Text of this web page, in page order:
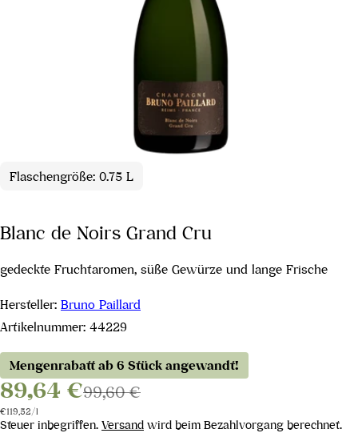
Flaschengröße: 0.75 L
Blanc de Noirs Grand Cru
gedeckte Fruchtaromen, süße Gewürze und lange Frische
Hersteller: Bruno Paillard
Artikelnummer: 44229
Mengenrabatt ab 6 Stück angewandt!
89,64 €99,60 €
Stückpreis
€119,52/pro
l
Steuer inbegriffen. Versand wird beim Bezahlvorgang berechnet.